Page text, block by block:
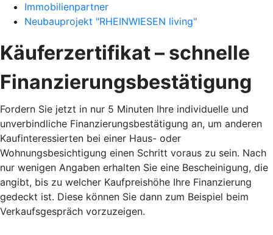
Immobilienpartner
Neubauprojekt "RHEINWIESEN living"
Käuferzertifikat – schnelle
Finanzierungsbestätigung
Fordern Sie jetzt in nur 5 Minuten Ihre individuelle und
unverbindliche Finanzierungsbestätigung an, um anderen
Kaufinteressierten bei einer Haus- oder
Wohnungsbesichtigung einen Schritt voraus zu sein. Nach
nur wenigen Angaben erhalten Sie eine Bescheinigung, die
angibt, bis zu welcher Kaufpreishöhe Ihre Finanzierung
gedeckt ist. Diese können Sie dann zum Beispiel beim
Verkaufsgespräch vorzuzeigen.